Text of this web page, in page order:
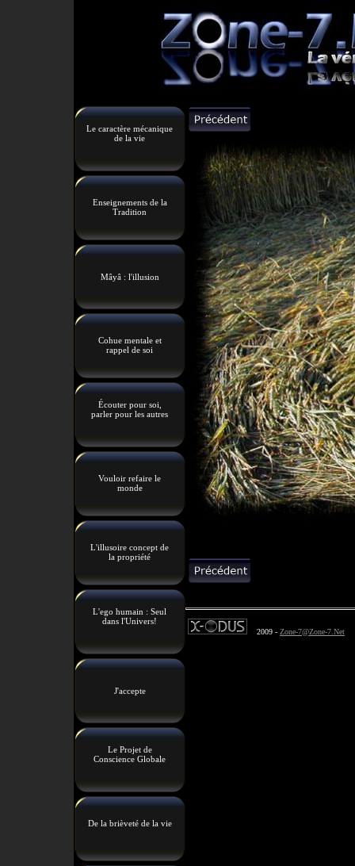
Le caractère mécanique
de la vie
Enseignements de la
Tradition
Mâyâ : l'illusion
Cohue mentale et
rappel de soi
Écouter pour soi,
parler pour les autres
Vouloir refaire le
monde
L'illusoire concept de
la propriété
L'ego humain : Seul
dans l'Univers!
J'accepte
Le Projet de
Conscience Globale
De la brièveté de la vie
2009 - Zone-7@Zone-7.Net